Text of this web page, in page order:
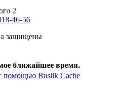
2
46-56
защищены
ближайшее время.
помощью Buslik Cache